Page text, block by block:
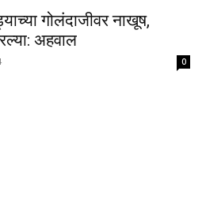
गोलंदाजीवर नाखूष,
अहवाल
0